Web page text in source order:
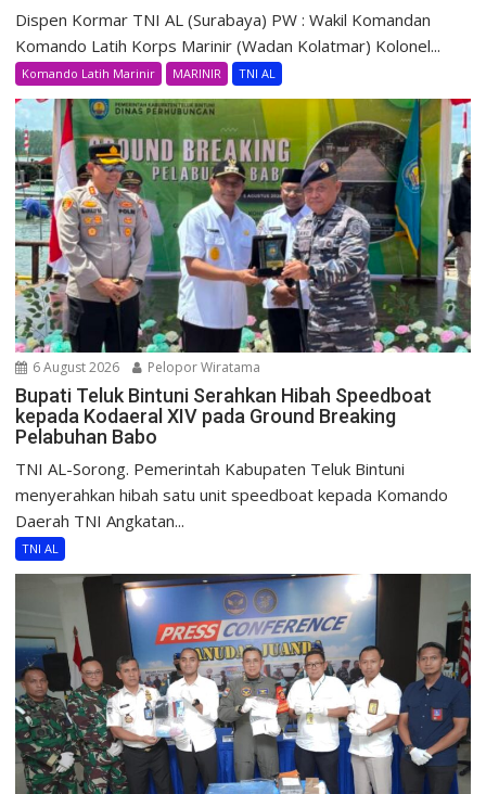
Dispen Kormar TNI AL (Surabaya) PW : Wakil Komandan
Komando Latih Korps Marinir (Wadan Kolatmar) Kolonel...
Komando Latih Marinir MARINIR TNI AL
6 August 2026 Pelopor Wiratama
Bupati Teluk Bintuni Serahkan Hibah Speedboat
kepada Kodaeral XIV pada Ground Breaking
Pelabuhan Babo
TNI AL-Sorong. Pemerintah Kabupaten Teluk Bintuni
menyerahkan hibah satu unit speedboat kepada Komando
Daerah TNI Angkatan...
TNI AL